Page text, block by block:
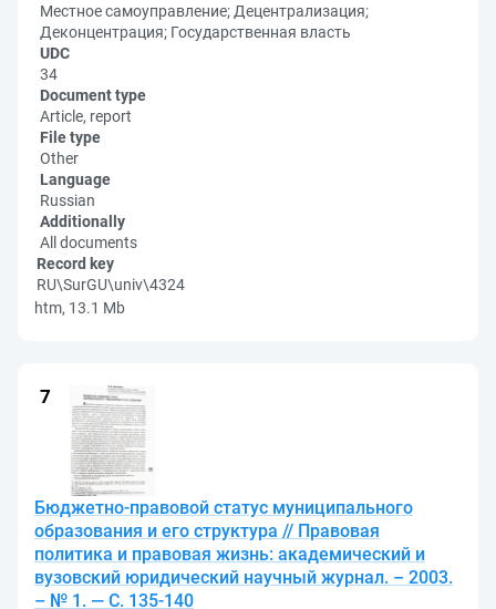
Местное самоуправление; Децентрализация;
Деконцентрация; Государственная власть
UDC
34
Document type
Article, report
File type
Other
Language
Russian
Additionally
All documents
Record key
RU\SurGU\univ\4324
htm, 13.1 Mb
Бюджетно-правовой статус муниципального
образования и его структура // Правовая
политика и правовая жизнь: академический и
вузовский юридический научный журнал. – 2003.
– № 1. — С. 135-140